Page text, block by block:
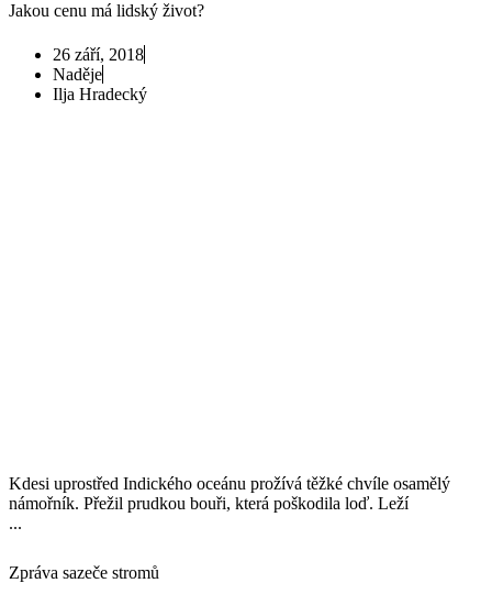
Jakou cenu má lidský život?
26 září, 2018
Naděje
Ilja Hradecký
Kdesi uprostřed Indického oceánu prožívá těžké chvíle osamělý
námořník. Přežil prudkou bouři, která poškodila loď. Leží
...
Zpráva sazeče stromů